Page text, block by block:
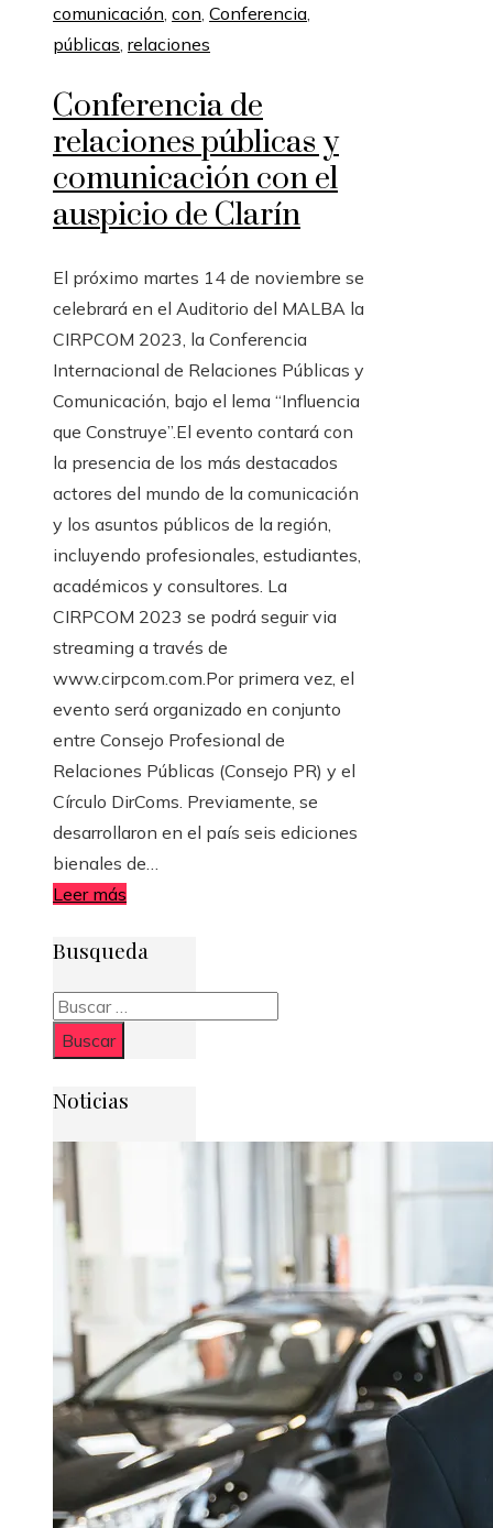
comunicación con Conferencia
públicas relaciones
Conferencia de
relaciones públicas y
comunicación con el
auspicio de Clarín
El próximo martes 14 de noviembre se
celebrará en el Auditorio del MALBA la
CIRPCOM 2023, la Conferencia
Internacional de Relaciones Públicas y
Comunicación, bajo el lema “Influencia
que Construye”.El evento contará con
la presencia de los más destacados
actores del mundo de la comunicación
y los asuntos públicos de la región,
incluyendo profesionales, estudiantes,
académicos y consultores. La
CIRPCOM 2023 se podrá seguir via
streaming a través de
www.cirpcom.com.Por primera vez, el
evento será organizado en conjunto
entre Consejo Profesional de
Relaciones Públicas (Consejo PR) y el
Círculo DirComs. Previamente, se
desarrollaron en el país seis ediciones
bienales de…
Leer más
Busqueda
Buscar:
Noticias